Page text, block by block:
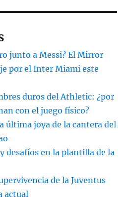
junto a Messi? El Mirror
por el Inter Miami este
duros del Athletic: ¿por
con el juego físico?
última joya de la cantera del
desafíos en la plantilla de la
de la Juventus
actual